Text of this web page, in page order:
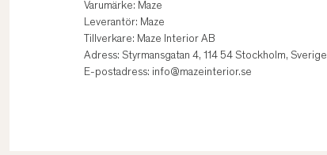
Varumärke: Maze
Leverantör: Maze
Tillverkare: Maze Interior AB
Adress: Styrmansgatan 4, 114 54 Stockholm, Sverige
E-postadress: info@mazeinterior.se